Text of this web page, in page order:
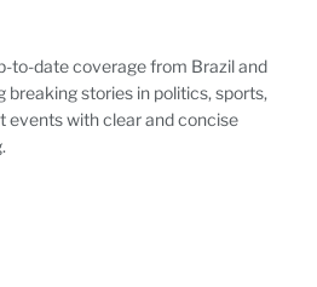
to-date coverage from Brazil and
breaking stories in politics, sports,
events with clear and concise